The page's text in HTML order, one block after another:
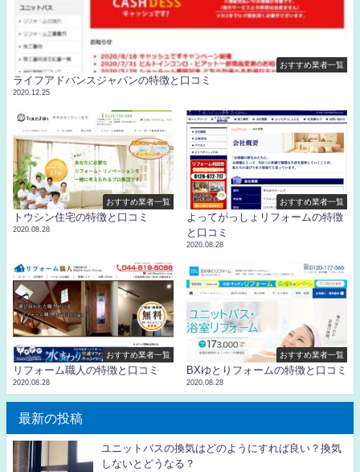
おすすめ業者一覧
ライフアドバンスジャパンの特徴と口コミ
2020.12.25
おすすめ業者一覧
トウシン住宅の特徴と口コミ
2020.08.28
おすすめ業者一覧
よってがっしょリフォームの特徴
と口コミ
2020.08.28
おすすめ業者一覧
リフォーム職人の特徴と口コミ
2020.08.28
おすすめ業者一覧
BXゆとりフォームの特徴と口コミ
2020.08.28
最新の投稿
ユニットバスの換気はどのようにすれば良い？換気
しないとどうなる？